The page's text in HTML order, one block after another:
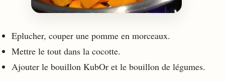
Eplucher, couper une pomme en morceaux.
Mettre le tout dans la cocotte.
Ajouter le bouillon KubOr et le bouillon de légumes.